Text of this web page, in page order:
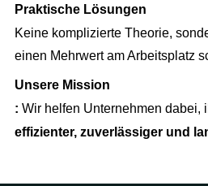
Praktische Lösungen
Keine komplizierte Theorie,
einen Mehrwert am Arbeitsplatz
Unsere Mission
: Wir helfen Unternehmen dabei,
effizienter, zuverlässiger und